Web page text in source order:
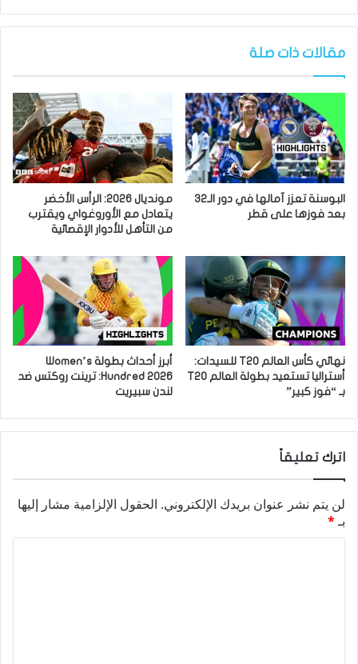
مقالات ذات صلة
البوسنة تعزز آمالها في دور الـ32
بعد فوزها على قطر
مونديال 2026: الرأس الأخضر
يتعادل مع الأوروغواي ويقترب
من التأهل للأدوار الإقصائية
نهائي كأس العالم T20 للسيدات:
أستراليا تستعيد بطولة العالم T20
بـ “فوز كبير”
أبرز أحداث بطولة Women’s
Hundred 2026: ترينت روكتس ضد
لندن سبيريت
اترك تعليقاً
لن يتم نشر عنوان بريدك الإلكتروني. الحقول الإلزامية مشار إليها
بـ*